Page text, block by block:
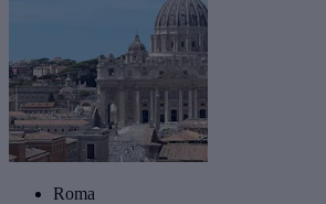
Roma